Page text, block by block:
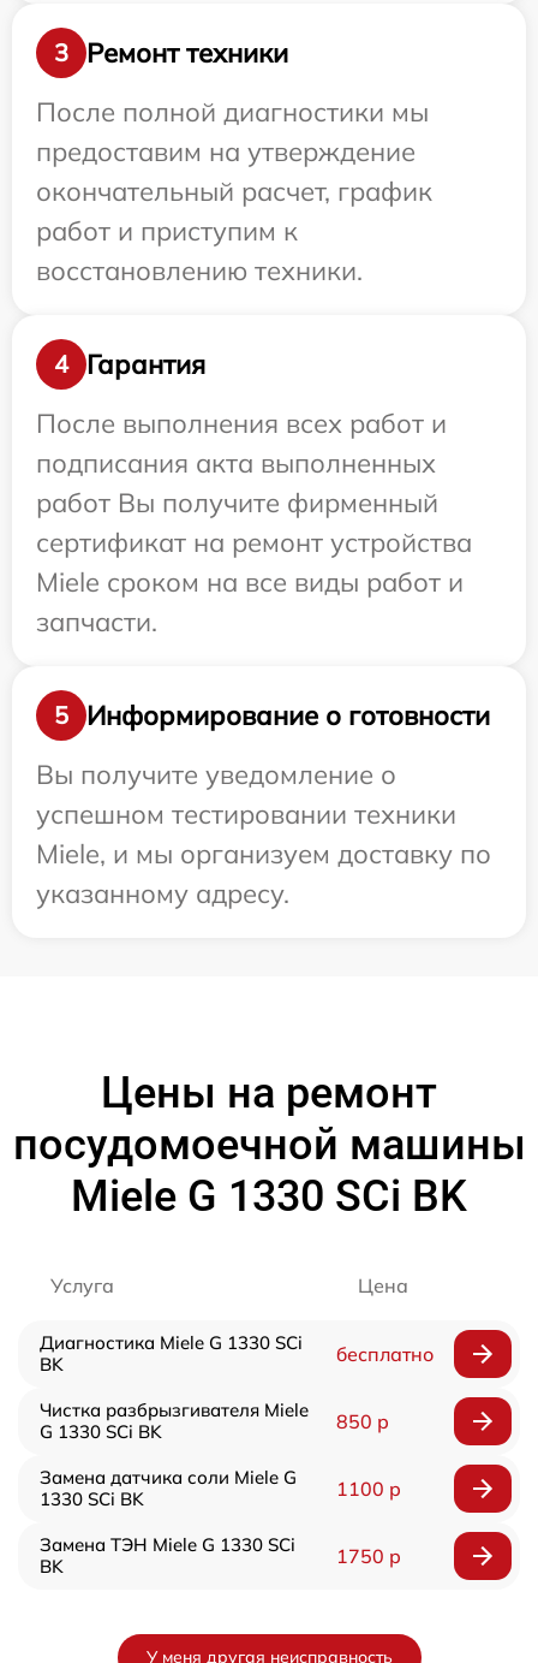
3
Ремонт техники
После полной диагностики мы
предоставим на утверждение
окончательный расчет, график
работ и приступим к
восстановлению техники.
4
Гарантия
После выполнения всех работ и
подписания акта выполненных
работ Вы получите фирменный
сертификат на ремонт устройства
Miele сроком на все виды работ и
запчасти.
5
Информирование о готовности
Вы получите уведомление о
успешном тестировании техники
Miele, и мы организуем доставку по
указанному адресу.
Цены на ремонт
посудомоечной машины
Miele G 1330 SCi BK
Услуга Цена
Диагностика Miele G 1330 SCi
BK
бесплатно
Чистка разбрызгивателя Miele
G 1330 SCi BK
850 р
Замена датчика соли Miele G
1330 SCi BK
1100 р
Замена ТЭН Miele G 1330 SCi
BK
1750 р
У меня другая неисправность